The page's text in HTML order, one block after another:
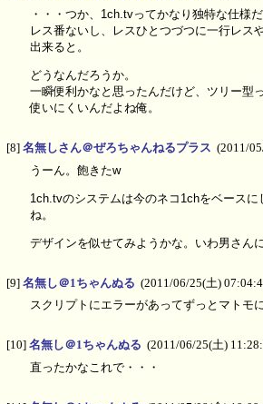
・・・つか、1ch.tvってかなり独特な仕様
レス番ないし、レスひとつづつに一行レス
出来ると。
どうなんだろうか。
一瞬便利かなと思ったんだけど、ツリー型
使いにくいんだよね俺。
[8] 名無しさん＠ぜろちゃんねるプラス (2011/
うーん。飽きたw
1ch.tvのシステムは今のネコ1chをベースに
ね。
デザインを似せてみようかな。いわ男さん
[9] 名無し＠1ちゃんぬる (2011/06/25(土)
スクリプトにエラーがあってずっとマトモ
[10] 名無し＠1ちゃんぬる (2011/06/25(土)
直ったかなこれで・・・